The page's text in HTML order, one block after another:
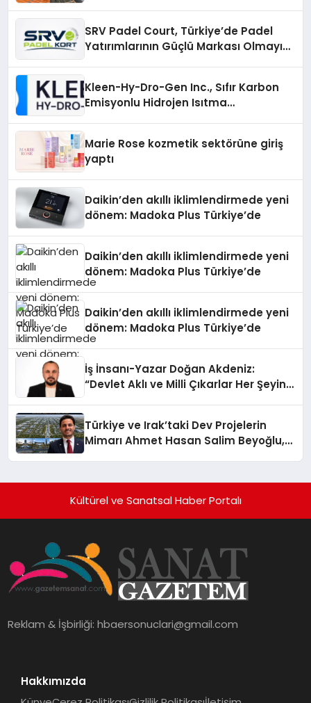
SRV Padel Court, Türkiye’de Padel
Yatırımlarının Güçlü Markası Olmayı
Kleen-Hy-Dro-Gen Inc., Sıfır Karbon
Emisyonlu Hidrojen Isıtma
Marie Rose kozmetik sektörüne giriş
yaptı
Daikin’den akıllı iklimlendirmede yeni
dönem: Madoka Plus Türkiye’de
Daikin’den akıllı iklimlendirmede yeni
dönem: Madoka Plus Türkiye’de
Daikin’den akıllı iklimlendirmede yeni
dönem: Madoka Plus Türkiye’de
İş İnsanı-Yazar Doğan Akdeniz:
“Devlet Aklı ve Milli Çıkarlar Her Şeyin
Türkiye ve Irak’taki Dev Projelerin
Mimarı Ahmet Hasan Salim Beyoğlu,
Hayata Geçirecek
Kültürel ve Sanatsal Haber Portalı
Reklam & İşbirliği:hbaersonuclari@gmail.com
Hakkımızda